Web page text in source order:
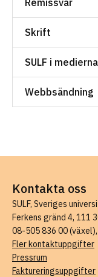
Skrift
SULF i medierna
Webbsändning
Kontakta oss
SULF, Sveriges
Ferkens gränd 4, 111
08-505 836 00 (växel),
Fler kontaktuppgifter
Pressrum
Faktureringsuppgifter